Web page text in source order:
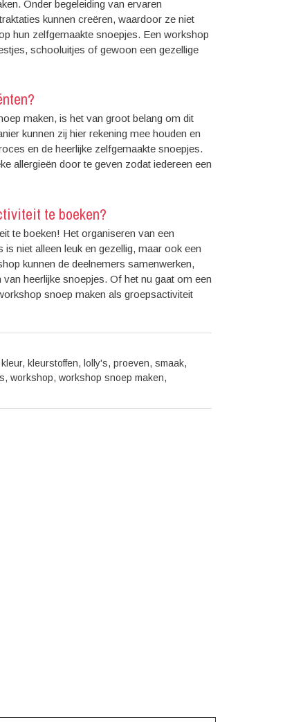
Onder begeleiding van ervaren
kunnen creëren, waardoor ze niet
hun zelfgemaakte snoepjes. Een workshop
schooluitjes of gewoon een gezellige
maken, is het van groot belang om dit
kunnen zij hier rekening mee houden en
en de heerlijke zelfgemaakte snoepjes.
allergieën door te geven zodat iedereen een
te boeken?
te boeken! Het organiseren van een
niet alleen leuk en gezellig, maar ook een
kunnen de deelnemers samenwerken,
heerlijke snoepjes. Of het nu gaat om een
snoep maken als groepsactiviteit
kleur, kleurstoffen, lolly's, proeven, smaak,
, workshop, workshop snoep maken,